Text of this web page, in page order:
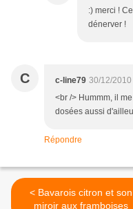
:) merci !
dénerver !
C c-line79 30/12/2010
<br /> Hummm, il
dosées aussi
Répondre
< Bavarois citron et son
miroir aux framboises